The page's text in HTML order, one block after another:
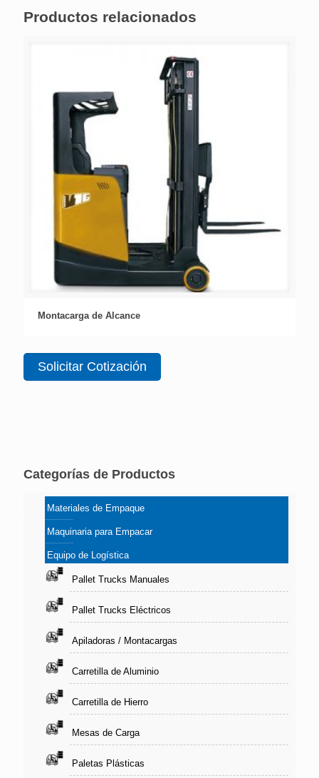
Productos relacionados
Montacarga de Alcance
Solicitar Cotización
Categorías de Productos
Materiales de Empaque
Maquinaria para Empacar
Equipo de Logística
Pallet Trucks Manuales
Pallet Trucks Eléctricos
Apiladoras / Montacargas
Carretilla de Aluminio
Carretilla de Hierro
Mesas de Carga
Paletas Plásticas